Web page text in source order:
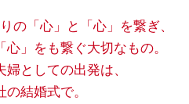
の「心」と「心」を繋ぎ、
」をも繋ぐ大切なもの。
としての出発は、
結婚式で。